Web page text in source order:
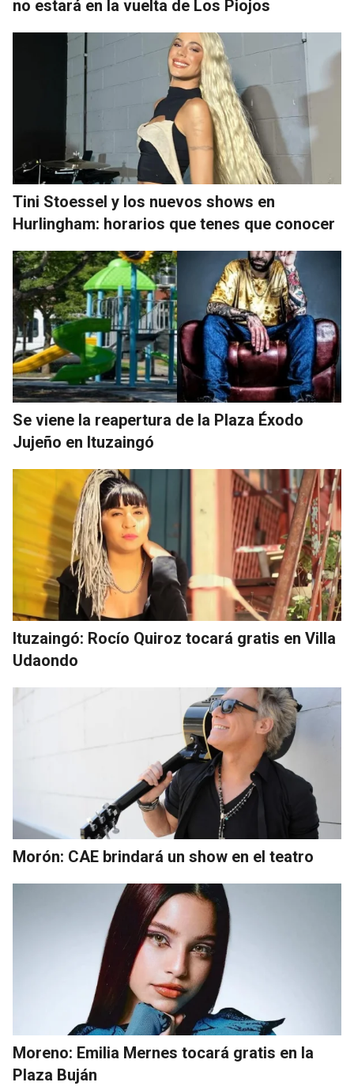
no estará en la vuelta de Los Piojos
Tini Stoessel y los nuevos shows en
Hurlingham: horarios que tenes que conocer
Se viene la reapertura de la Plaza Éxodo
Jujeño en Ituzaingó
Ituzaingó: Rocío Quiroz tocará gratis en Villa
Udaondo
Morón: CAE brindará un show en el teatro
Moreno: Emilia Mernes tocará gratis en la
Plaza Buján